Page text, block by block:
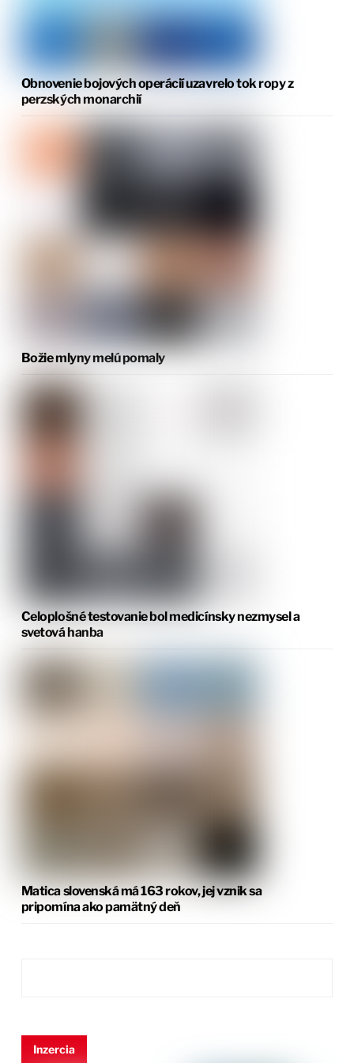
Obnovenie bojových operácií uzavrelo tok ropy z
perzských monarchií
Božie mlyny melú pomaly
Celoplošné testovanie bol medicínsky nezmysel a
svetová hanba
Matica slovenská má 163 rokov, jej vznik sa
pripomína ako pamätný deň
Inzercia